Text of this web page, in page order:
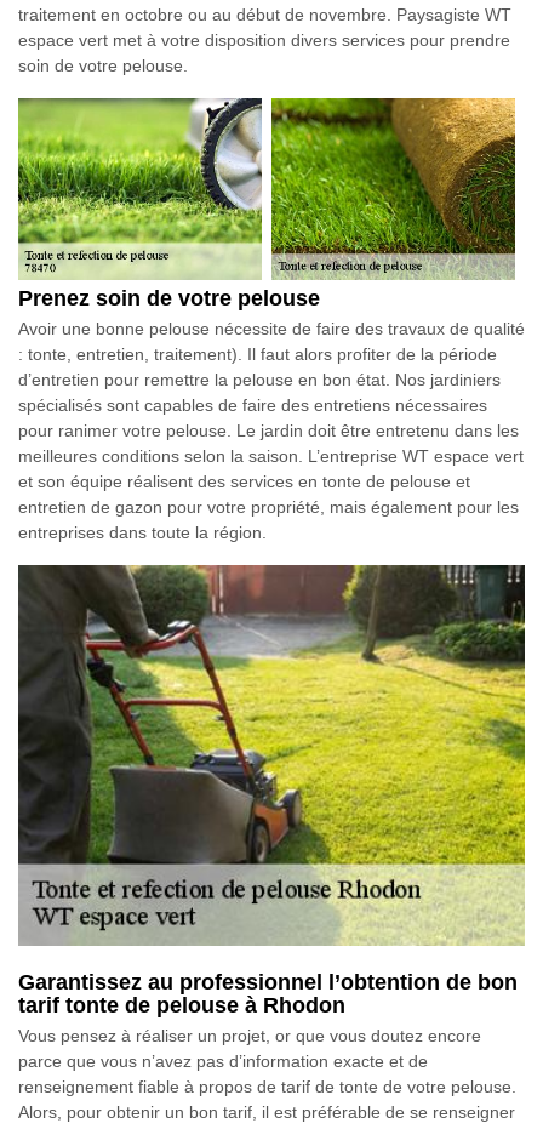
traitement en octobre ou au début de novembre. Paysagiste WT
espace vert met à votre disposition divers services pour prendre
soin de votre pelouse.
Prenez soin de votre pelouse
Avoir une bonne pelouse nécessite de faire des travaux de qualité
: tonte, entretien, traitement). Il faut alors profiter de la période
d’entretien pour remettre la pelouse en bon état. Nos jardiniers
spécialisés sont capables de faire des entretiens nécessaires
pour ranimer votre pelouse. Le jardin doit être entretenu dans les
meilleures conditions selon la saison. L’entreprise WT espace vert
et son équipe réalisent des services en tonte de pelouse et
entretien de gazon pour votre propriété, mais également pour les
entreprises dans toute la région.
Garantissez au professionnel l’obtention de bon
tarif tonte de pelouse à Rhodon
Vous pensez à réaliser un projet, or que vous doutez encore
parce que vous n’avez pas d’information exacte et de
renseignement fiable à propos de tarif de tonte de votre pelouse.
Alors, pour obtenir un bon tarif, il est préférable de se renseigner